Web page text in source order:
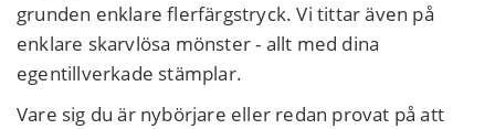
grunden enklare flerfärgstryck. Vi tittar även på
enklare skarvlösa mönster - allt med dina
egentillverkade stämplar.
Vare sig du är nybörjare eller redan provat på att